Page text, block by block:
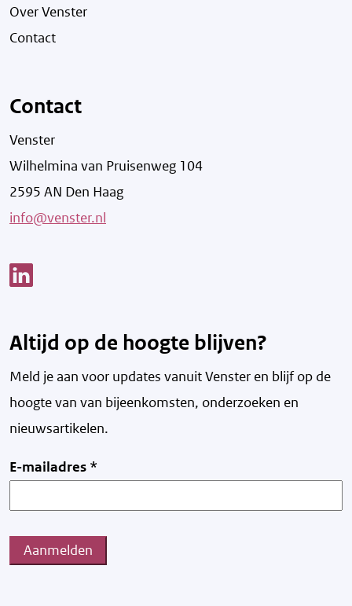
Over Venster
Contact
Contact
Venster
Wilhelmina van Pruisenweg 104
2595 AN Den Haag
info@venster.nl
Altijd op de hoogte blijven?
Meld je aan voor updates vanuit Venster en blijf op de
hoogte van van bijeenkomsten, onderzoeken en
nieuwsartikelen.
E-mailadres *
Aanmelden